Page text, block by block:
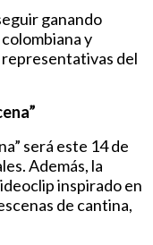
ganando
y
representativas del
será este 14 de
Además, la
inspirado en
de cantina,